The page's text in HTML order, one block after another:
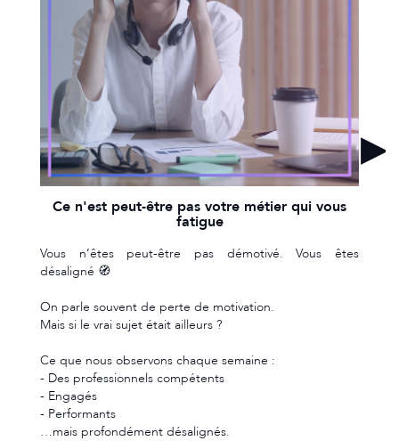
Ce n'est peut-être pas votre métier qui vous
fatigue
Vous n’êtes peut-être pas démotivé. Vous êtes
désaligné 🧭
On parle souvent de perte de motivation.
Mais si le vrai sujet était ailleurs ?
Ce que nous observons chaque semaine :
- Des professionnels compétents
- Engagés
- Performants
…mais profondément désalignés.